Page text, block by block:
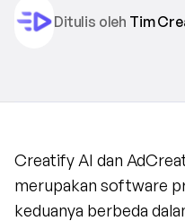
Ditulis oleh Tim
Creatify AI dan
merupakan software
keduanya berbeda